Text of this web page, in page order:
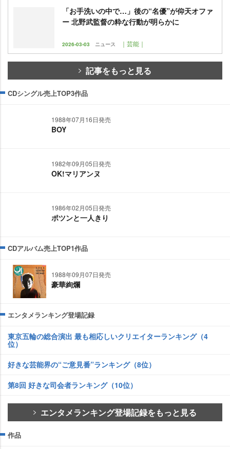
「お手洗いの中で…」後の“名優”が仰天オファ
ー 北野武監督の粋な行動が明らかに
2026-03-03 ニュース ｜芸能｜
記事をもっと見る
CDシングル売上TOP3作品
1988年07月16日発売
BOY
1982年09月05日発売
OK!マリアンヌ
1986年02月05日発売
ポツンと一人きり
CDアルバム売上TOP1作品
1988年09月07日発売
豪華絢爛
エンタメランキング登場記録
東京五輪の総合演出 最も相応しいクリエイターランキング（4
位）
好きな芸能界の“ご意見番”ランキング（8位）
第8回 好きな司会者ランキング（10位）
エンタメランキング登場記録をもっと見る
作品